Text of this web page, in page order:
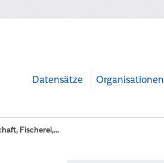
Datensätze Organisationen
Fischerei,...